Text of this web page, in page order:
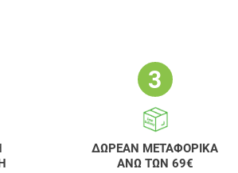
ΔΩΡΕΑΝ ΜΕΤΑΦΟΡΙΚΑ
ΑΝΩ ΤΩΝ 69€